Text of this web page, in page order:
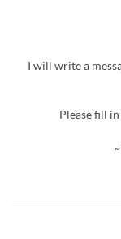
I will write a
* Please fill